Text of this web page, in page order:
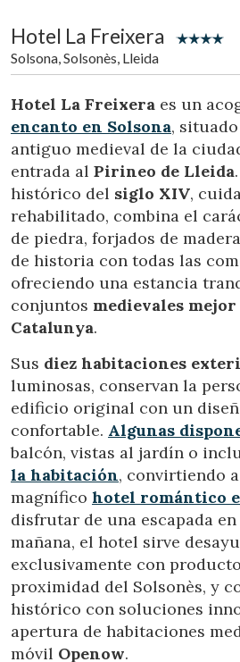
Hotel La Freixera
Solsona, Solsonès, Lleida
Hotel La Freixera es un
encanto en Solsona,
antiguo medieval de la
entrada al Pirineo de Lleida
histórico del siglo XIV,
rehabilitado, combina el
de piedra, forjados de
de historia con todas las
ofreciendo una estancia
conjuntos medievales
Catalunya.
Sus diez habitaciones
luminosas, conservan la
edificio original con un
confortable. Algunas
balcón, vistas al jardín o
la habitación, convirtiendo
magnífico hotel romántico
disfrutar de una escapada en
mañana, el hotel sirve
exclusivamente con
proximidad del Solsonès, y
histórico con soluciones
apertura de habitaciones
móvil Openow.
Modificar cookies
Este sitio web utiliza Cookies
información con la finalidad de
Si continua navegando, supone la
instalación de las mismas. El
de configurar su navegador
impedir que sean instaladas en su
deberá tener en cuenta que dicha
dificultades de navegación de la
Analíticas y personalización
Permiten realizar el seguimiento y
comportamiento de los usuarios de
información recogida mediante este
utiliza en la medición de la actividad
elaboración de perfiles de
el fin de introducir mejoras en
datos de uso que hacen los
guardar la información de